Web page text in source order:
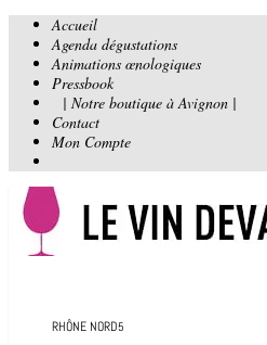
Accueil
Agenda dégustations
Animations œnologiques
Pressbook
| Notre boutique à Avignon |
Contact
Mon Compte
RHÔNE NORD